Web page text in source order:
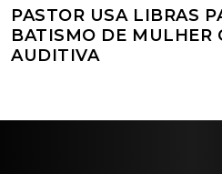
PASTOR USA LIBRAS
BATISMO DE MULHER
AUDITIVA